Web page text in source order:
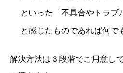
といった「不具合やトラブ
と感じたものであれば何で
解決方法は３段階でご用意し